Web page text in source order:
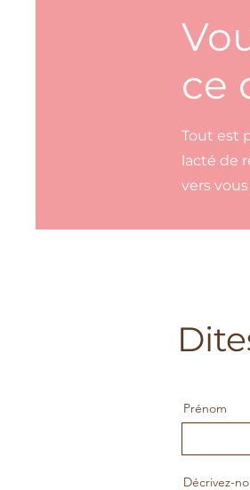
ce
Tout est
lacté de
vers
Prénom
Décrivez-